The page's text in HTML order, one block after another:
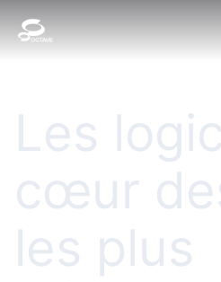
Les
cœur
les plus